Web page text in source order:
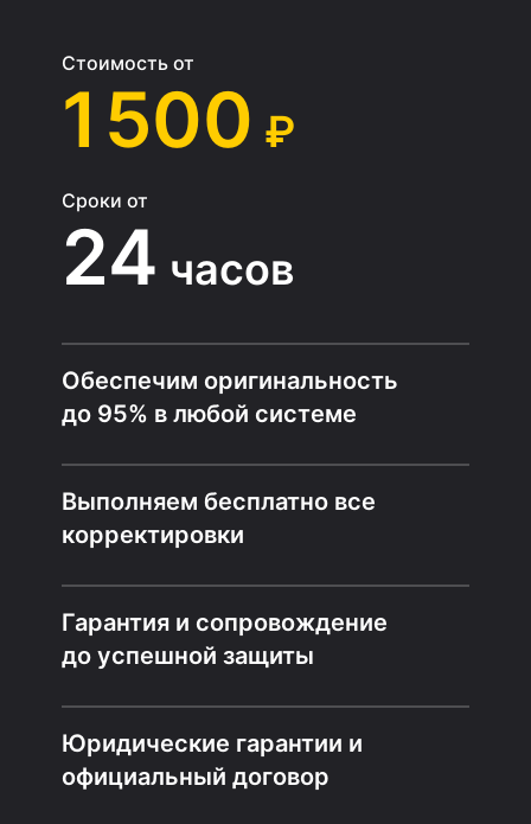
Стоимость от
1 500 ₽
Сроки от
24 часов
Обеспечим оригинальность
до 95% в любой системе
Выполняем бесплатно все
корректировки
Гарантия и сопровождение
до успешной защиты
Юридические гарантии и
официальный договор